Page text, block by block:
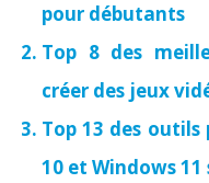
pour débutants
Top 8 des
créer des jeux
Top 13 des outils
10 et Windows